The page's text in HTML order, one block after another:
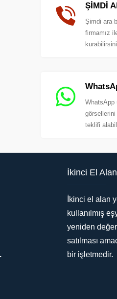
ŞİMDİ
Şimdi ara
firmamız
WhatsApp
görsellerini
teklifi
İkinci El
İkinci el alan
kullanılmış
yeniden
satılması
bir işletmedir.